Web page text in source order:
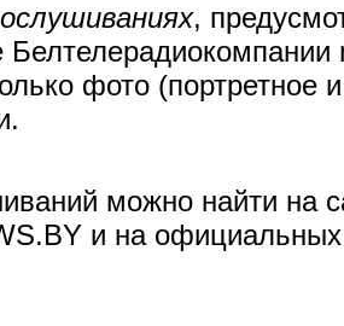
,
фото (портретное
можно найти на
и на